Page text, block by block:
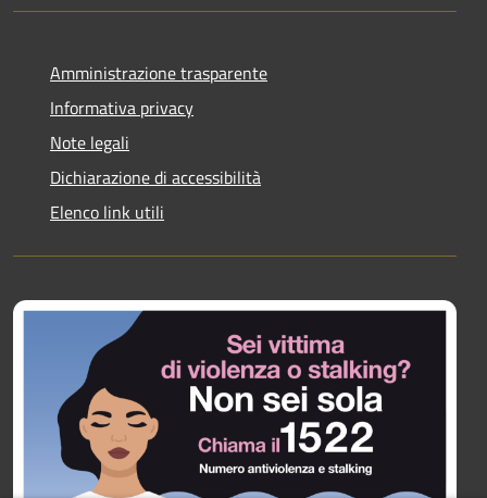
Amministrazione trasparente
Informativa privacy
Note legali
Dichiarazione di accessibilità
Elenco link utili